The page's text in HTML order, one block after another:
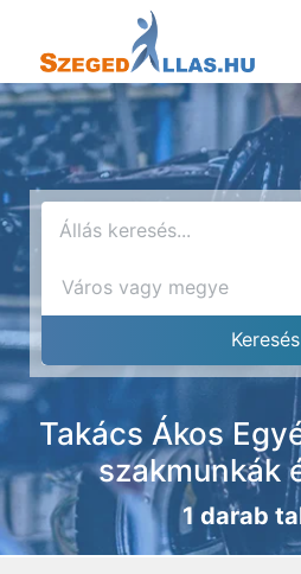
Takács Ákos
szakmunkák
1 darab